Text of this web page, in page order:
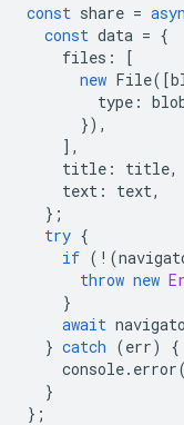
const share =
const data = {
files :
[
new File([
type :
}),
],
title : title,
text : text,
};
try {
if ( ! (
throw new
}
await
} catch (err)
{
console. error(
}
};